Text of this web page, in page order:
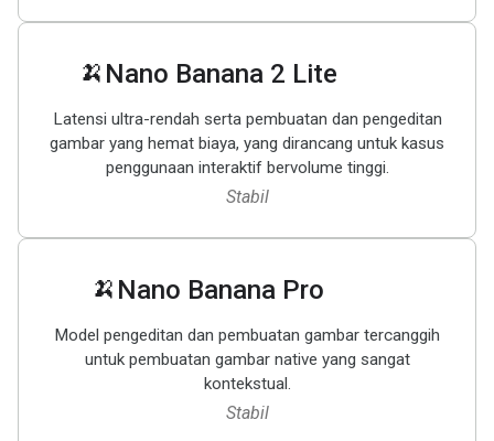
🍌 Nano Banana 2 Lite
Latensi ultra-rendah serta pembuatan dan pengeditan
gambar yang hemat biaya, yang dirancang untuk kasus
penggunaan interaktif bervolume tinggi.
Stabil
🍌 Nano Banana Pro
Model pengeditan dan pembuatan gambar tercanggih
untuk pembuatan gambar native yang sangat
kontekstual.
Stabil